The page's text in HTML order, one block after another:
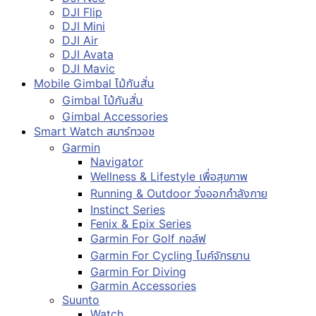
DJI Flip
DJI Mini
DJI Air
DJI Avata
DJI Mavic
Mobile Gimbal ไม้กันสั่น
Gimbal ไม้กันสั่น
Gimbal Accessories
Smart Watch สมาร์ทวอช
Garmin
Navigator
Wellness & Lifestyle เพื่อสุขภาพ
Running & Outdoor วิ่งออกกำลังกาย
Instinct Series
Fenix & Epix Series
Garmin For Golf กอล์ฟ
Garmin For Cycling ไมค์จักรยาน
Garmin For Diving
Garmin Accessories
Suunto